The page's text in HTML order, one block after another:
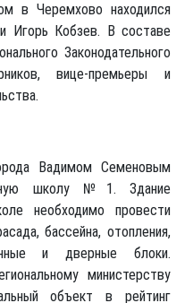
в Черемхово находился
Игорь Кобзев. В составе
Законодательного
вице-премьеры и
Вадимом Семеновым
школу №1. Здание
необходимо провести
бассейна, отопления,
и дверные блоки.
министерству
объект в рейтинг